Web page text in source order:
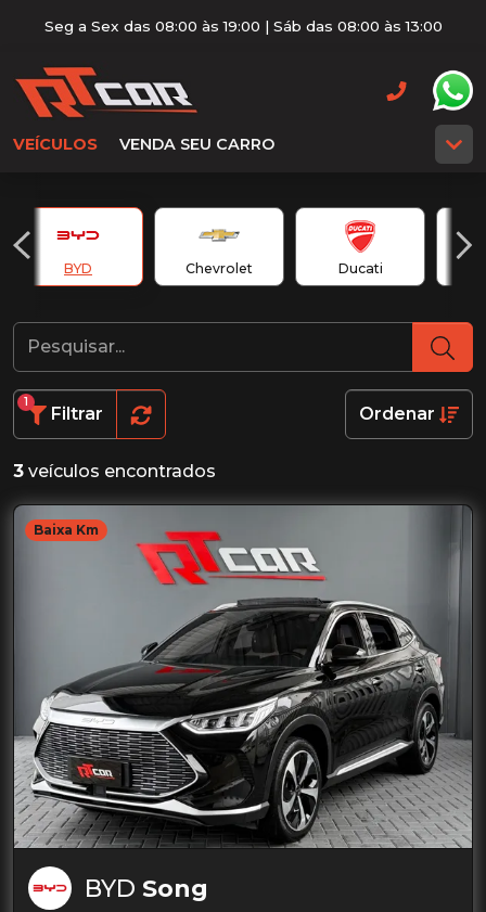
Seg a Sex das 08:00 às 19:00 | Sáb das 08:00 às 13:00
VEÍCULOS VENDA SEU CARRO
BYD Chevrolet Ducati
Filtrar
1
Ordenar
3 veículos encontrados
Baixa Km
BYD Song